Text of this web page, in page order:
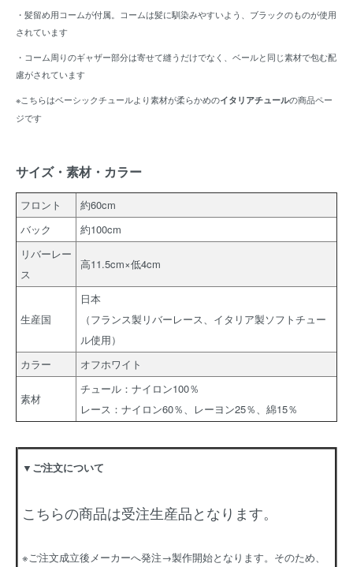
・髪留め用コームが付属。コームは髪に馴染みやすいよう、ブラックのものが使用
されています
・コーム周りのギャザー部分は寄せて縫うだけでなく、ベールと同じ素材で包む配
慮がされています
※こちらはベーシックチュールより素材が柔らかめのイタリアチュールの商品ペー
ジです
サイズ・素材・カラー
フロント
約60cm
バック
約100cm
リバーレー
ス
高11.5cm×低4cm
生産国
日本
（フランス製リバーレース、イタリア製ソフトチュー
ル使用）
カラー
オフホワイト
素材
チュール：ナイロン100％
レース：ナイロン60％、レーヨン25％、綿15％
▼ご注文について
こちらの商品は受注生産品となります。
※ご注文成立後メーカーへ発注→製作開始となります。そのため、